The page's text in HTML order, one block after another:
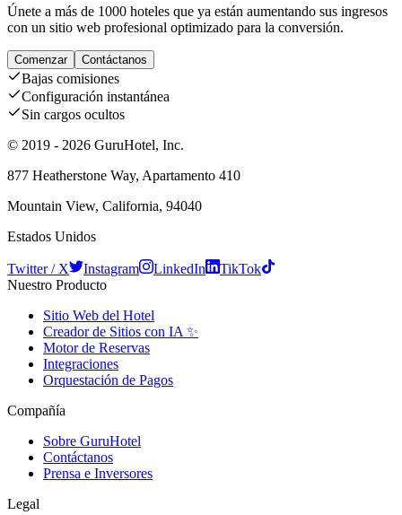
Únete a más de 1000 hoteles que ya están aumentando sus ingresos
con un sitio web profesional optimizado para la conversión.
Comenzar Contáctanos
Bajas comisiones
Configuración instantánea
Sin cargos ocultos
© 2019 - 2026 GuruHotel, Inc.
877 Heatherstone Way, Apartamento 410
Mountain View, California, 94040
Estados Unidos
Twitter / X Instagram LinkedIn
TikTok
Nuestro Producto
Sitio Web del Hotel
Creador de Sitios con IA ✨
Motor de Reservas
Integraciones
Orquestación de Pagos
Compañía
Sobre GuruHotel
Contáctanos
Prensa e Inversores
Legal